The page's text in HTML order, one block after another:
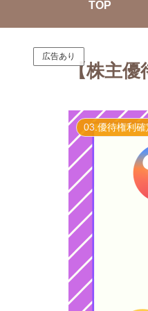
TOP
広告あり
【株主優
03.優待権利確